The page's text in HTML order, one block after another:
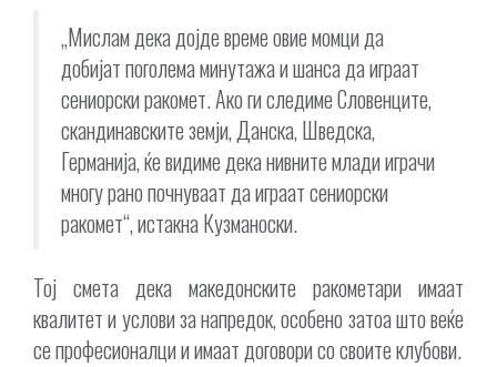
„Мислам дека дојде време овие момци да
добијат поголема минутажа и шанса да играат
сениорски ракомет. Ако ги следиме Словенците,
скандинавските земји, Данска, Шведска,
Германија, ќе видиме дека нивните млади играчи
многу рано почнуваат да играат сениорски
ракомет“, истакна Кузманоски.
Тој смета дека македонските ракометари имаат
квалитет и услови за напредок, особено затоа што веќе
се професионалци и имаат договори со своите клубови.